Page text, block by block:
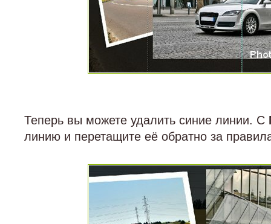
Теперь вы можете удалить синие линии. С
линию и перетащите её обратно за